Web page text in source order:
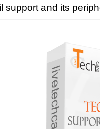
support and its